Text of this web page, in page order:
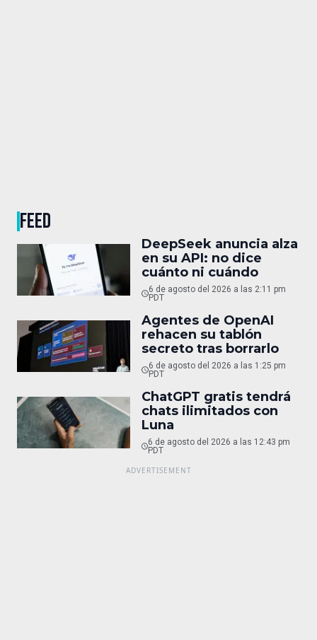
FEED
DeepSeek anuncia alza
en su API: no dice
cuánto ni cuándo
6 de agosto del 2026 a las 2:11 pm
PDT
Agentes de OpenAI
rehacen su tablón
secreto tras borrarlo
6 de agosto del 2026 a las 1:25 pm
PDT
ChatGPT gratis tendrá
chats ilimitados con
Luna
6 de agosto del 2026 a las 12:43 pm
PDT